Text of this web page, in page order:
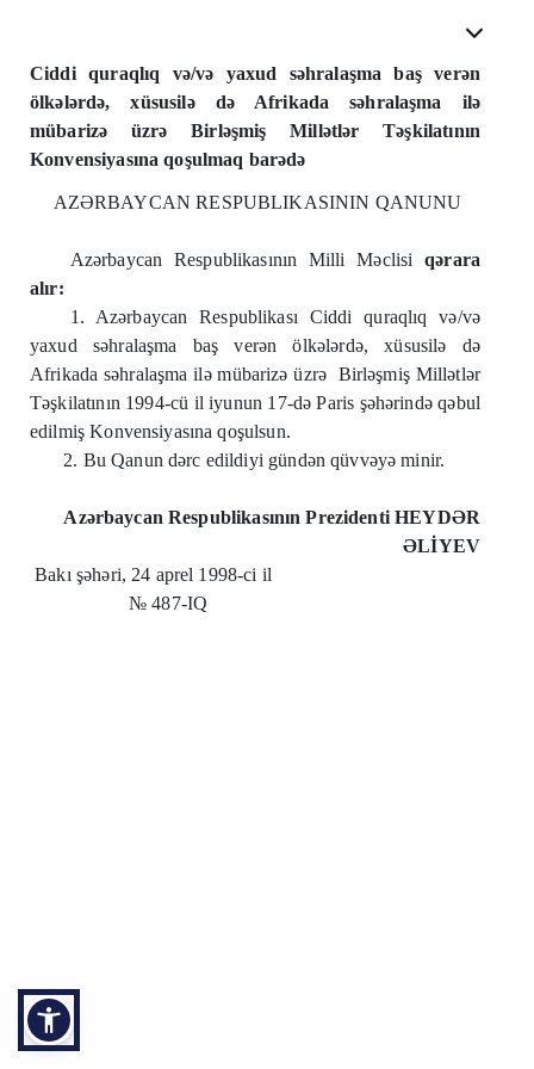
Ciddi quraqlıq və/və yaxud səhralaşma baş verən
ölkələrdə, xüsusilə də Afrikada səhralaşma ilə
mübarizə üzrə Birləşmiş Millətlər Təşkilatının
Konvensiyasına qoşulmaq barədə
AZƏRBAYCAN RESPUBLIKASININ QANUNU
Azərbaycan Respublikasının Milli Məclisiqərara
alır:
1. Azərbaycan Respublikası Ciddi quraqlıq və/və
yaxud səhralaşma baş verən ölkələrdə, xüsusilə də
Afrikada səhralaşma ilə mübarizə üzrə Birləşmiş Millətlər
Təşkilatının 1994-cü il iyunun 17-də Paris şəhərində qəbul
edilmiş Konvensiyasına qoşulsun.
2. Bu Qanun dərc edildiyi gündən qüvvəyə minir.
Azərbaycan Respublikasının PrezidentiHEYDƏR
ƏLİYEV
Bakı şəhəri, 24 aprel 1998-ci il
№ 487-IQ